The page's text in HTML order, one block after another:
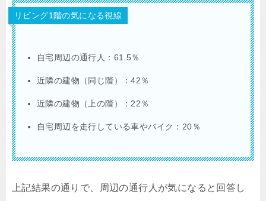
リビング1階の気になる視線
自宅周辺の通行人：61.5％
近隣の建物（同じ階）：42％
近隣の建物（上の階）：22％
自宅周辺を走行している車やバイク：20％
上記結果の通りで、周辺の通行人が気になると回答し